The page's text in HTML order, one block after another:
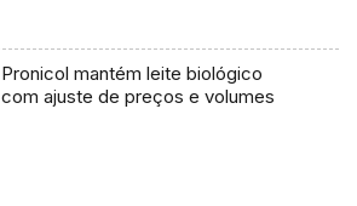
Pronicol mantém leite biológico
com ajuste de preços e volumes